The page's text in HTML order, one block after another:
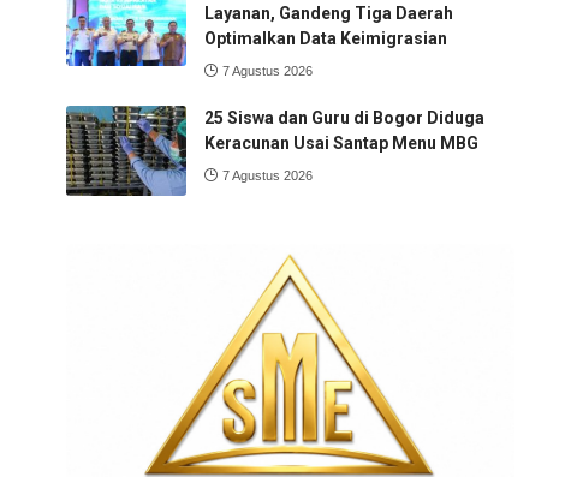
Layanan, Gandeng Tiga Daerah
Optimalkan Data Keimigrasian
7 Agustus 2026
25 Siswa dan Guru di Bogor Diduga
Keracunan Usai Santap Menu MBG
7 Agustus 2026